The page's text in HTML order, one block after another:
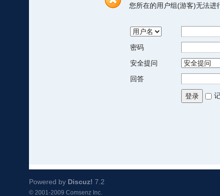
您所在的用户组(游客)无法进
密码
安全提问
回答
登录
Powered by Discuz! 7.2
© 2001-2009 Comsenz Inc.